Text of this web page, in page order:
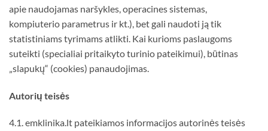
apie naudojamas naršykles, operacines sistemas,
kompiuterio parametrus ir kt.), bet gali naudoti ją tik
statistiniams tyrimams atlikti. Kai kurioms paslaugoms
suteikti (specialiai pritaikyto turinio pateikimui), būtinas
„slapukų“ (cookies) panaudojimas.
Autorių teisės
4.1. emklinika.lt pateikiamos informacijos autorinės teisės